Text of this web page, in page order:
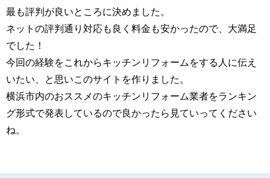
最も評判が良いところに決めました。
ネットの評判通り対応も良く料金も安かったので、大満足
でした！
今回の経験をこれからキッチンリフォームをする人に伝え
いたい、と思いこのサイトを作りました。
横浜市内のおススメのキッチンリフォーム業者をランキン
グ形式で発表しているので良かったら見ていってください
ね。